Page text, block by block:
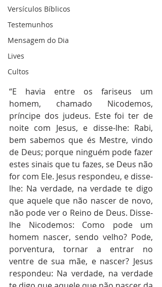
Versículos Bíblicos
Testemunhos
Mensagem do Dia
Lives
Cultos
“E havia entre os fariseus um
homem, chamado Nicodemos,
príncipe dos judeus. Este foi ter de
noite com Jesus, e disse-lhe: Rabi,
bem sabemos que és Mestre, vindo
de Deus; porque ninguém pode fazer
estes sinais que tu fazes, se Deus não
for com Ele. Jesus respondeu, e disse-
lhe: Na verdade, na verdade te digo
que aquele que não nascer de novo,
não pode ver o Reino de Deus. Disse-
lhe Nicodemos: Como pode um
homem nascer, sendo velho? Pode,
porventura, tornar a entrar no
ventre de sua mãe, e nascer? Jesus
respondeu: Na verdade, na verdade